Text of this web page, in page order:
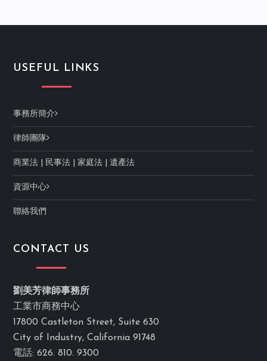
USEFUL LINKS
事務所簡介
律師團隊
商業法 民事法 |家庭法 |遺產法
資源中心
聯絡我們
CONTACT US
劉美芳律師事務所
工業市商務中心
17800 Castleton Street, Suite 630
City of Industry, California 91748
電話: 626. 810. 9300